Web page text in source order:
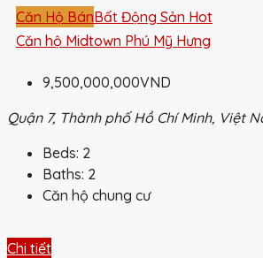
Căn Hộ BánBất Động Sản Hot
Căn hộ Midtown Phú Mỹ Hưng
9,500,000,000VND
Quận 7, Thành phố Hồ Chí Minh, Việt
Beds: 2
Baths: 2
Căn hộ chung cư
Chi tiết